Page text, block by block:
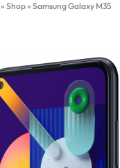
Fairphone
Google
ASUS Phone
» Shop» Samsung Galaxy M35